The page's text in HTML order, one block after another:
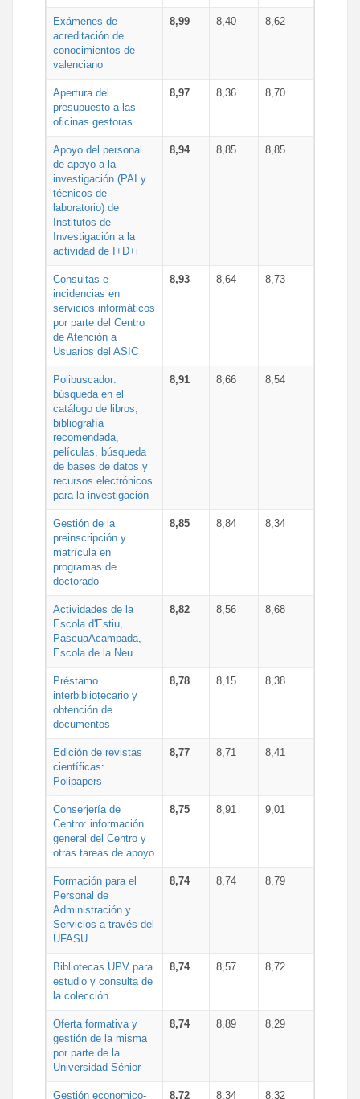
Exámenes de
acreditación de
conocimientos de
valenciano
8,99 8,40 8,62
Apertura del
presupuesto a las
oficinas gestoras
8,97 8,36 8,70
Apoyo del personal
de apoyo a la
investigación (PAI y
técnicos de
laboratorio) de
Institutos de
Investigación a la
actividad de I+D+i
8,94 8,85 8,85
Consultas e
incidencias en
servicios informáticos
por parte del Centro
de Atención a
Usuarios del ASIC
8,93 8,64 8,73
Polibuscador:
búsqueda en el
catálogo de libros,
bibliografía
recomendada,
películas, búsqueda
de bases de datos y
recursos electrónicos
para la investigación
8,91 8,66 8,54
Gestión de la
preinscripción y
matrícula en
programas de
doctorado
8,85 8,84 8,34
Actividades de la
Escola d'Estiu,
PascuaAcampada,
Escola de la Neu
8,82 8,56 8,68
Préstamo
interbibliotecario y
obtención de
documentos
8,78 8,15 8,38
Edición de revistas
científicas:
Polipapers
8,77 8,71 8,41
Conserjería de
Centro: información
general del Centro y
otras tareas de apoyo
8,75 8,91 9,01
Formación para el
Personal de
Administración y
Servicios a través del
UFASU
8,74 8,74 8,79
Bibliotecas UPV para
estudio y consulta de
la colección
8,74 8,57 8,72
Oferta formativa y
gestión de la misma
por parte de la
Universidad Sénior
8,74 8,89 8,29
Gestión economico- 8,72 8,34 8,32